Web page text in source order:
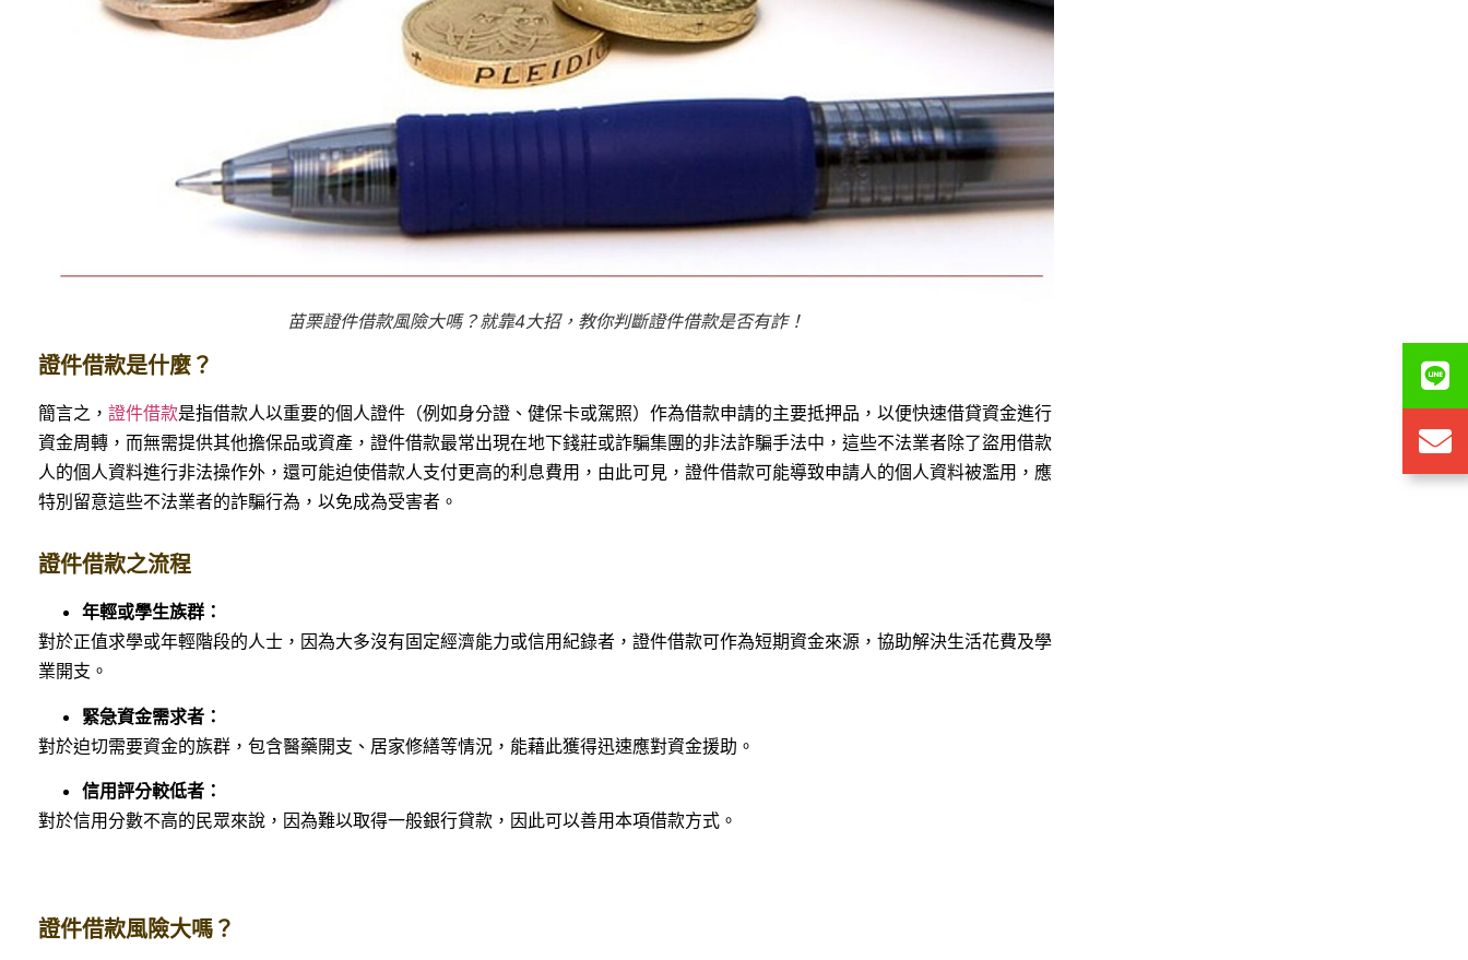
苗栗證件借款風險大嗎？就靠4大招，教你判斷證件借款是否有詐！
證件借款是什麼？
簡言之， 證件借款是指借款人以重要的個人證件（例如身分證、健保卡或駕照）作為借款申請的主要抵押品，以便快速借貸資金進行
資金周轉，而無需提供其他擔保品或資產，證件借款最常出現在地下錢莊或詐騙集團的非法詐騙手法中，這些不法業者除了盜用借款
人的個人資料進行非法操作外，還可能迫使借款人支付更高的利息費用，由此可見，證件借款可能導致申請人的個人資料被濫用，應
特別留意這些不法業者的詐騙行為，以免成為受害者。
證件借款之流程
年輕或學生族群：
對於正值求學或年輕階段的人士，因為大多沒有固定經濟能力或信用紀錄者，證件借款可作為短期資金來源，協助解決生活花費及學
業開支。
緊急資金需求者：
對於迫切需要資金的族群，包含醫藥開支、居家修繕等情況，能藉此獲得迅速應對資金援助。
信用評分較低者：
對於信用分數不高的民眾來說，因為難以取得一般銀行貸款，因此可以善用本項借款方式。
證件借款風險大嗎？